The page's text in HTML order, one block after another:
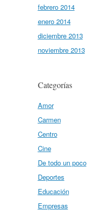
febrero 2014
enero 2014
diciembre 2013
noviembre 2013
Categorías
Amor
Carmen
Centro
Cine
De todo un poco
Deportes
Educación
Empresas